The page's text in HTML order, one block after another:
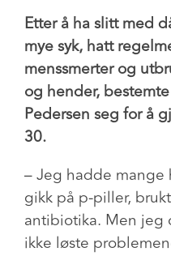
Etter å ha slitt med
mye syk, hatt
menssmerter og
og hender,
Pedersen seg for å
30.
– Jeg hadde
gikk på p-piller,
antibiotika. Men jeg
ikke løste